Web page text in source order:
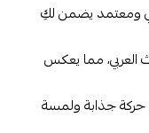
نقي ومعتمد يضمن لكِ
العربي، مما يعكس
حركة جذابة ولمسة